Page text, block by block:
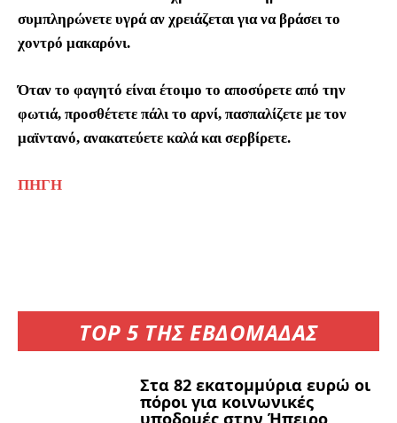
TOP 5 ΤΗΣ ΕΒΔΟΜΑΔΑΣ
Στα 82 εκατομμύρια ευρώ οι
πόροι για κοινωνικές
υποδομές στην Ήπειρο
συμπληρώνετε υγρά αν χρειάζεται για να βράσει το
χοντρό μακαρόνι.
Όταν το φαγητό είναι έτοιμο το αποσύρετε από την
φωτιά, προσθέτετε πάλι το αρνί, πασπαλίζετε με τον
μαϊντανό, ανακατεύετε καλά και σερβίρετε.
ΠΗΓΗ